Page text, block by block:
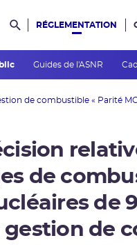
Rechercher dans le
RÉGLEMENTATION
Guides de l'ASNR
de combustible « Parité
de
de
de